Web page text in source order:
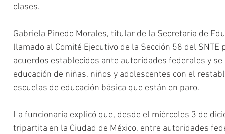
clases.
Gabriela Pinedo Morales, titular de la Secretaría de
llamado al Comité Ejecutivo de la Sección 58 del
acuerdos establecidos ante autoridades federales y
educación de niñas, niños y adolescentes con el
escuelas de educación básica que están en paro.
La funcionaria explicó que, desde el miércoles 3 de
tripartita en la Ciudad de México, entre autoridades